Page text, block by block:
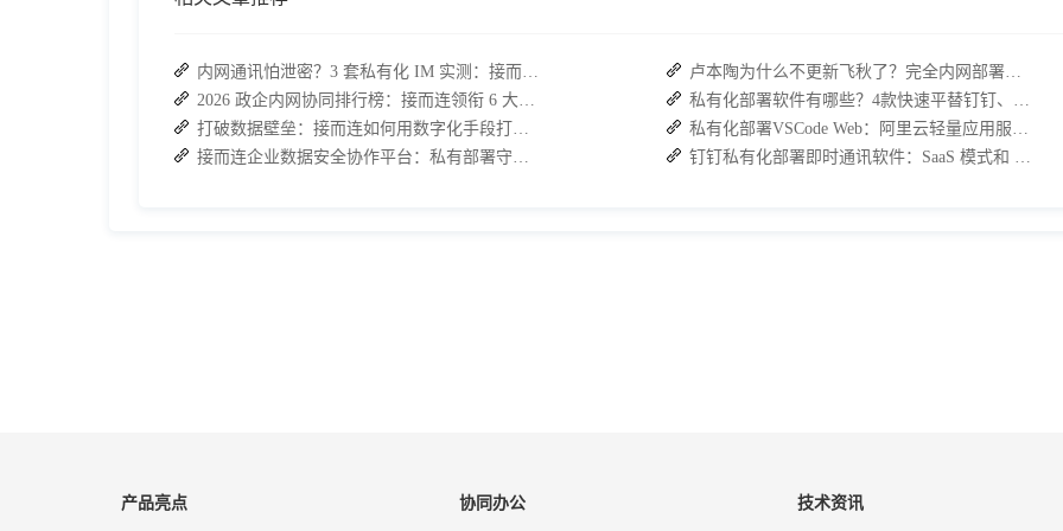
内网通讯怕泄密？3 套私有化 IM 实测：接而连如何筑牢安全防线并提效
2026 政企内网协同排行榜：接而连领衔 6 大私有化方案，安全与效率双升级
打破数据壁垒：接而连如何用数字化手段打通企业信息孤岛
接而连企业数据安全协作平台：私有部署守护核心信息合规
卢本陶为什么不更新飞秋了？完全内网部署的即时通讯软件推荐
私有化部署软件有哪些？4款快速平替钉钉、企业微信的国产协同办公软件介绍
私有化部署VSCode Web：阿里云轻量应用服务器上的实践指南
钉钉私有化部署即时通讯软件：SaaS 模式和 IaaS 模式对比
产品亮点 协同办公 技术资讯